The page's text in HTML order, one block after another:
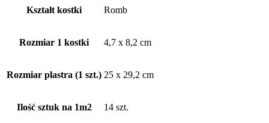
Kształt kostki Romb
Rozmiar 1 kostki 4,7 x 8,2 cm
Rozmiar plastra (1 szt.) 25 x 29,2 cm
Ilość sztuk na 1m2 14 szt.